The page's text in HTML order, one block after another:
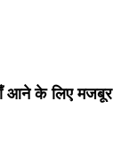
आने के लिए मजबूर